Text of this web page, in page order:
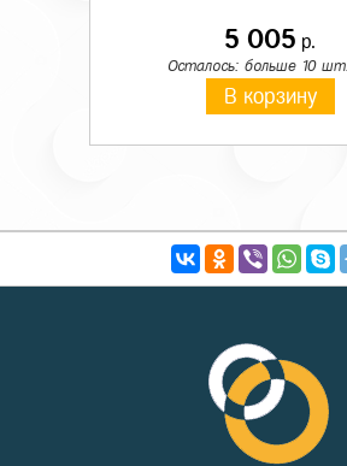
5 005 р.
Осталось: больше 10 шт.
В корзину